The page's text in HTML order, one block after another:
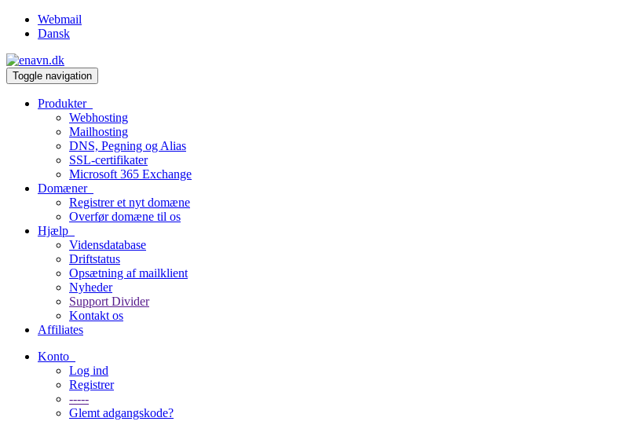
Webmail
Dansk
Toggle navigation
Produkter
Webhosting
Mailhosting
DNS, Pegning og Alias
SSL-certifikater
Microsoft 365 Exchange
Domæner
Registrer et nyt domæne
Overfør domæne til os
Hjælp
Vidensdatabase
Driftstatus
Opsætning af mailklient
Nyheder
Support Divider
Kontakt os
Affiliates
Konto
Log ind
Registrer
-----
Glemt adgangskode?